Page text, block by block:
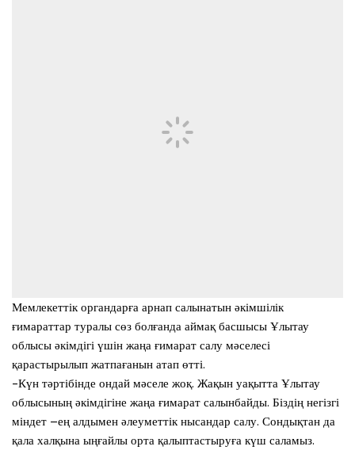
Мемлекеттік органдарға арнап салынатын әкімшілік
ғимараттар туралы сөз болғанда аймақ басшысы Ұлытау
облысы әкімдігі үшін жаңа ғимарат салу мәселесі
қарастырылып жатпағанын атап өтті.
-Күн тәртібінде ондай мәселе жоқ. Жақын уақытта Ұлытау
облысының әкімдігіне жаңа ғимарат салынбайды. Біздің негізгі
міндет –ең алдымен әлеуметтік нысандар салу. Сондықтан да
қала халқына ыңғайлы орта қалыптастыруға күш саламыз.